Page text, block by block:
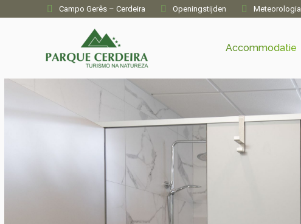
Campo Gerês – Cerdeira Openingstijden Meteorologia
Accommodatie